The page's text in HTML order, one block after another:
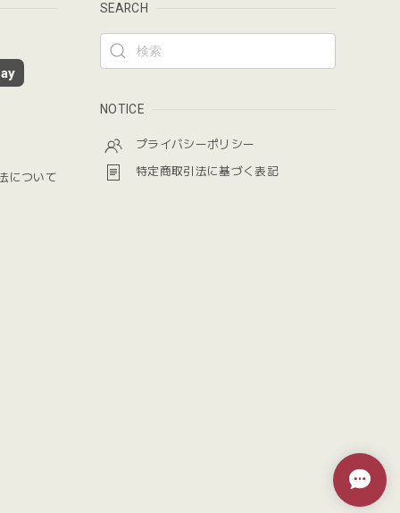
について
SEARCH
NOTICE
プライバシーポリシー
特定商取引法に基づく表記